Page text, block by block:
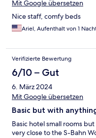
Mit Google übersetzen
Nice staff, comfy beds
Ariel, Aufenthalt von 1
Verifizierte Bewertung
6/10 – Gut
6. März 2024
Mit Google übersetzen
Basic but with
Basic hotel small rooms
very close to the S-Bahn